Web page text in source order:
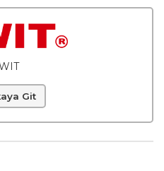
Git